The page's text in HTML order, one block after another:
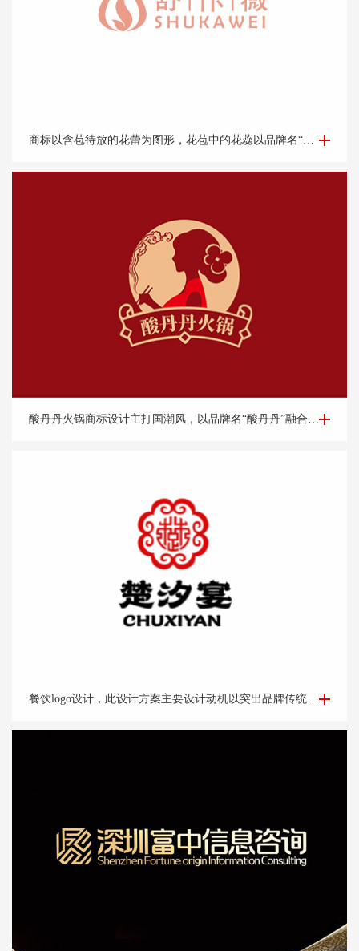
美容护肤商标设计-舒*薇商标设计 商标以含苞待放的花蕾为图形，花苞中的花蕊以品牌名“舒佧薇”中舒的首字母“s”为元素，象征着女性的s型身材，突出企业的行业属性，呵护每一个爱美的你。
餐饮logo设计-酸丹丹火锅商标设计案例 酸丹丹火锅商标设计主打国潮风，以品牌名“酸丹丹”融合古典旗袍、优雅端庄的知性美，展现浓浓的复古请调，商标中的国潮祥云和古典书卷也突出了中式元素，“祥云”又代表了吉祥，喜庆，幸福，更有人间烟火的气息，象征这火锅的味道绝美，飘香四溢。
餐饮logo设计-楚*宴餐饮公司logo设计 餐饮logo设计，此设计方案主要设计动机以突出品牌传统老字号的品牌调性出发。以祥云纹路做外围。中心以“楚汉字的变形窗格轩辕造型，亭台楼阁酒肆的视觉印象，链接企业的行业特征